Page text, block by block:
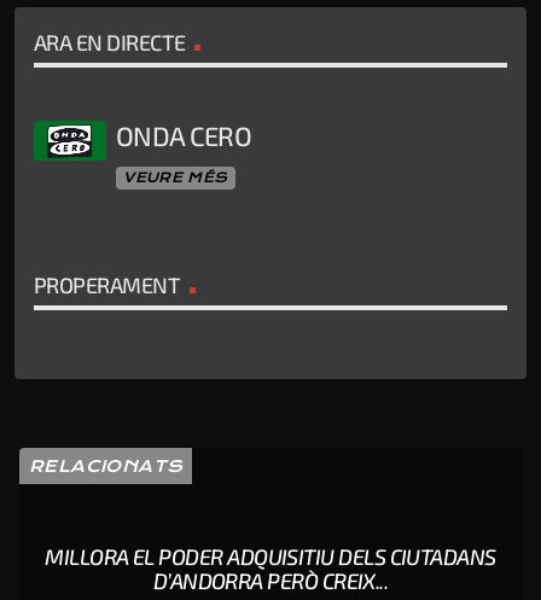
ARA EN DIRECTE
ONDA CERO
VEURE MÉS
PROPERAMENT
RELACIONATS
MILLORA EL PODER ADQUISITIU DELS CIUTADANS
D’ANDORRA PERÒ CREIX...